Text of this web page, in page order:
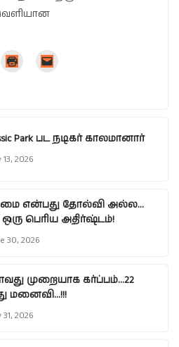
Park பட நடிகர் காலமானார்
13, 2026
என்பது தோல்வி அல்ல…
பெரிய அதிர்ஷ்டம்!
30, 2026
முறையாக கர்ப்பம்…22
மனைவி…!!!
31, 2026